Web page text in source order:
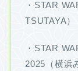
・STAR
TSUTAYA）
・STAR
2025（横浜